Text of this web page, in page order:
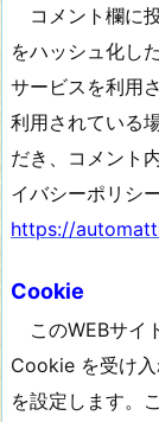
コメント欄に
をハッシュ化し
サービスを利用
利用されている
だき、コメント
イバシーポリシ
https://
Cookie
このWEBサイ
Cookie を受け
を設定します。